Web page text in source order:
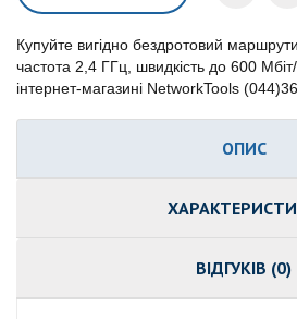
Купуйте вигідно бездротовий
частота 2,4 ГГц, швидкість до 600
інтернет-магазині NetworkTools
ОПИС
ВІДГУКІВ (0)